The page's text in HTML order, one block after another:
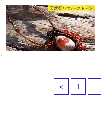
天然石 / パワーストーン
< 1 …